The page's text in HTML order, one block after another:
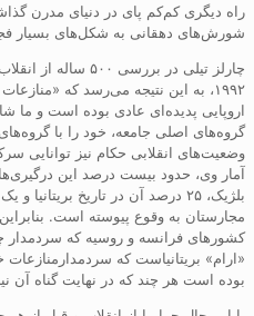
راه دیگری کم‌کم پای در دنیای مدرن
شورش‌های دهقانی به شکل‌های بسیار
۱۹۹۲، به این نتیجه می‌رسد که
اروپایی پدیده‌ای عادی بوده است و ما
گروه‌های اصلی جامعه، خود را با
وضعیت‌های انقلابی حکام نیز توانایی
آمار وی، حدود بیست درصد این درگیری‌ها
بلژیک، ۲۵ درصد آن در تاریخ
مجارستان به وقوع پیوسته است.
کشورهای فرانسه و روسیه که سردمدار
«ارام» بریتانیاست که
بوده است هر چند که در نهایت گناه آن